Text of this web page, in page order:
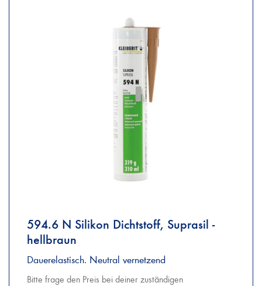
594.6 N Silikon Dichtstoff, Suprasil -
hellbraun
Dauerelastisch. Neutral vernetzend
Bitte frage den Preis bei deiner zuständigen